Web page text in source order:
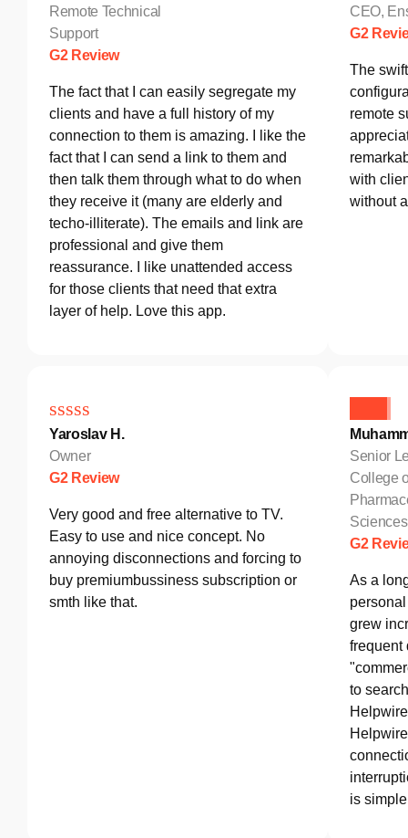
Remote Technical
Support
G2 Review
The fact that I can easily segregate my
clients and have a full history of my
connection to them is amazing. I like the
fact that I can send a link to them and
then talk them through what to do when
they receive it (many are elderly and
techo-illiterate). The emails and link are
professional and give them
reassurance. I like unattended access
for those clients that need that extra
layer of help. Love this app.
CEO,
G2
The
remote
with
without
Yaroslav H.
Owner
G2 Review
Very good and free alternative to TV.
Easy to use and nice concept. No
annoying disconnections and forcing to
buy premiumbussiness subscription or
smth like that.
Senior
College
Sciences
G2
As a
grew
frequent
to
is